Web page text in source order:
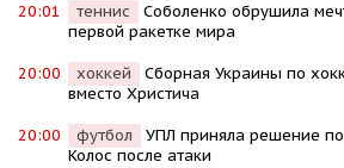
20:01 теннис
Соболенко обрушила
первой ракетке мира
20:00 хоккей
Сборная Украины по
вместо Христича
20:00 футбол
УПЛ приняла решение
Колос после атаки